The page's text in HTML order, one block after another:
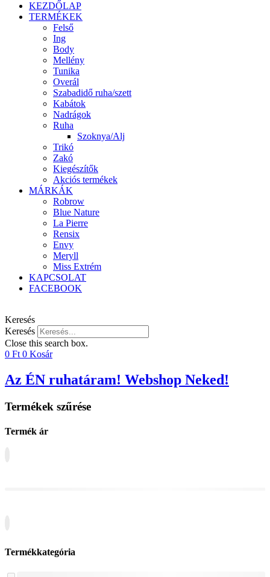
KEZDŐLAP
TERMÉKEK
Felső
Ing
Body
Mellény
Tunika
Overál
Szabadidő ruha/szett
Kabátok
Nadrágok
Ruha
Szoknya/Alj
Trikó
Zakó
Kiegészítők
Akciós termékek
MÁRKÁK
Robrow
Blue Nature
La Pierre
Rensix
Envy
Meryll
Miss Extrém
KAPCSOLAT
FACEBOOK
Keresés
Keresés
Close this search box.
0 Ft 0 Kosár
Az ÉN ruhatáram! Webshop Neked!
Termékek szűrése
Termék ár
Termékkategória